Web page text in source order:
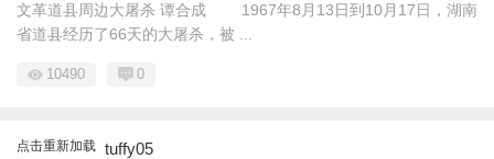
文革道县周边大屠杀 谭合成 1967年8月13日到10月17日，湖南
省道县经历了66天的大屠杀，被 ...
10490 0
点击重新加载 tuffy05